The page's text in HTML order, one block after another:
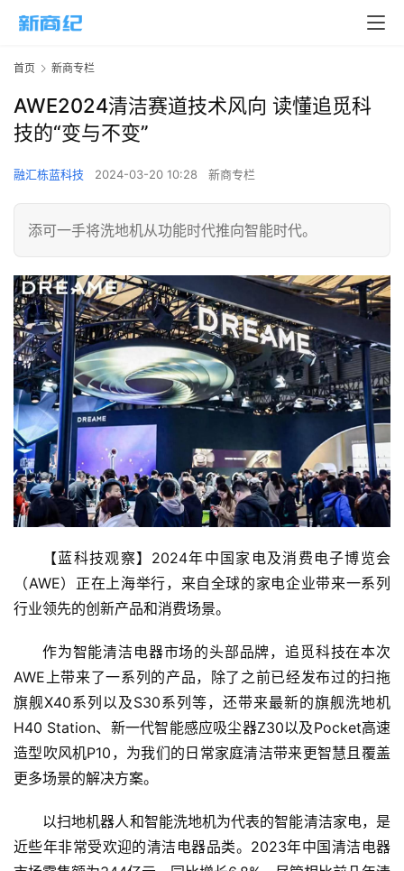
首页 新商专栏
AWE2024清洁赛道技术风向 读懂追觅科
技的“变与不变”
融汇栋蓝科技 2024-03-20 10:28 新商专栏
添可一手将洗地机从功能时代推向智能时代。
【蓝科技观察】2024年中国家电及消费电子博览会
（AWE）正在上海举行，来自全球的家电企业带来一系列
行业领先的创新产品和消费场景。
作为智能清洁电器市场的头部品牌，追觅科技在本次
AWE上带来了一系列的产品，除了之前已经发布过的扫拖
旗舰X40系列以及S30系列等，还带来最新的旗舰洗地机
H40 Station、新一代智能感应吸尘器Z30以及Pocket高速
造型吹风机P10，为我们的日常家庭清洁带来更智慧且覆盖
更多场景的解决方案。
以扫地机器人和智能洗地机为代表的智能清洁家电，是
近些年非常受欢迎的清洁电器品类。2023年中国清洁电器